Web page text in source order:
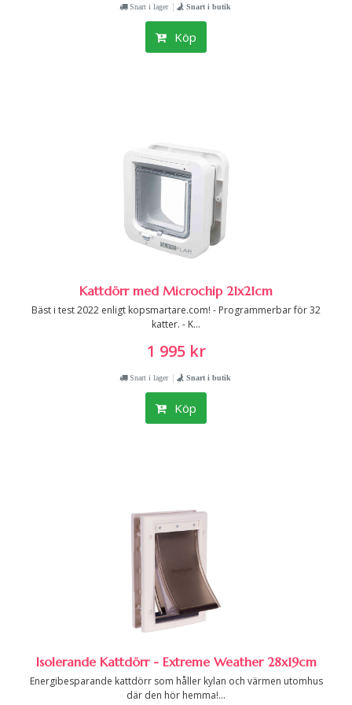
Snart i lager | Snart i butik
Köp
Kattdörr med Microchip 21x21cm
Bäst i test 2022 enligt kopsmartare.com! - Programmerbar för 32
katter. - K...
1 995 kr
Snart i lager | Snart i butik
Köp
Isolerande Kattdörr - Extreme Weather 28x19cm
Energibesparande kattdörr som håller kylan och värmen utomhus
där den hör hemma!...